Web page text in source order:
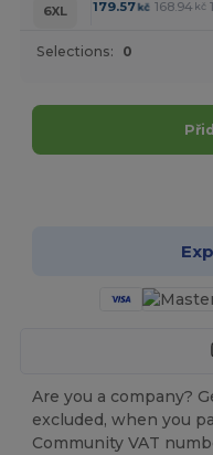
6XL
179.57kč 168.94 kč
Selections: 0
Are you a company?
excluded, when you
Community VAT